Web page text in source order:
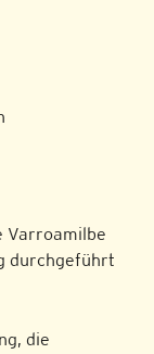
Varroamilbe
durchgeführt
die